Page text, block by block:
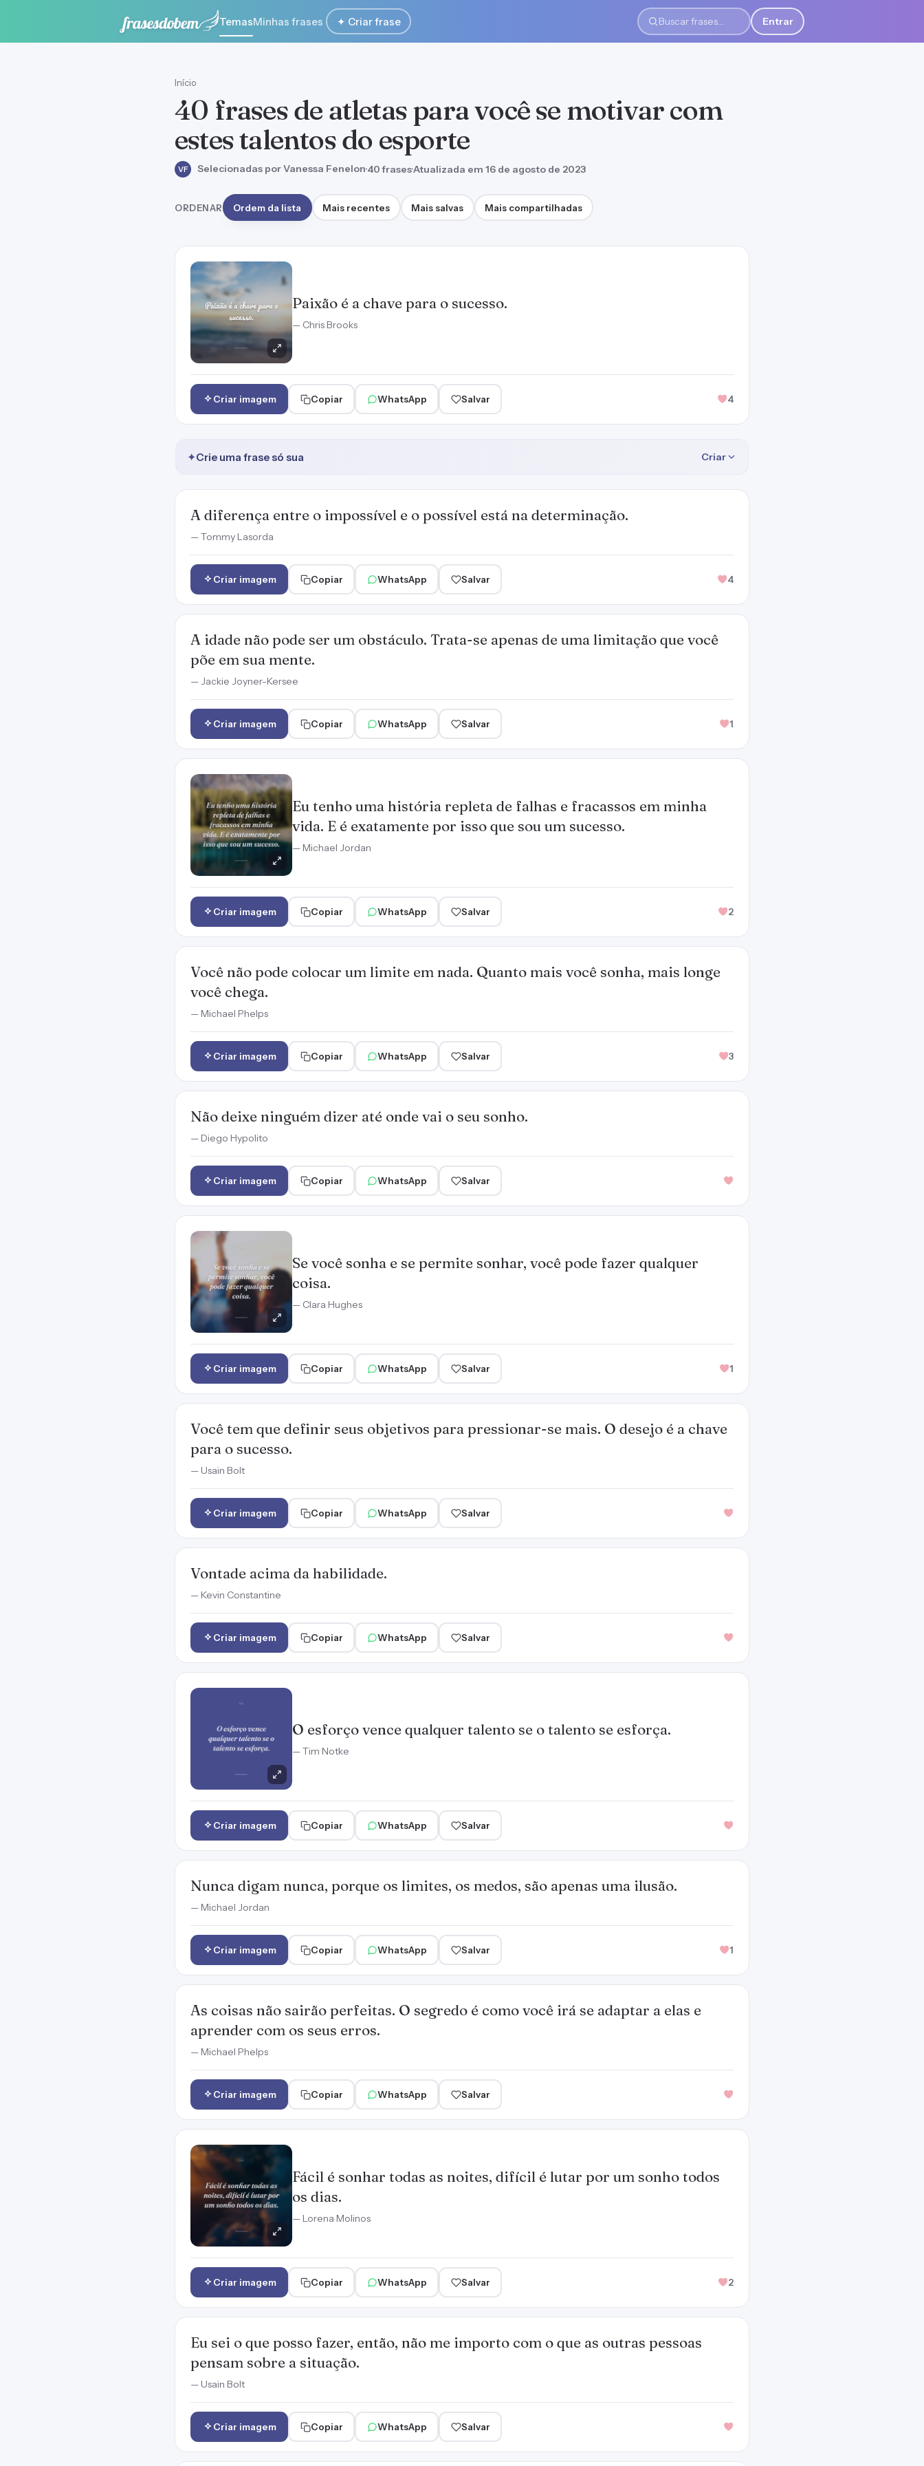
TemasMinhas frases ✦ Criar frase
Buscar frases
Entrar
Início
40 frases de atletas para você se motivar com
estes talentos do esporte
VF Selecionadas por Vanessa Fenelon·40 frases·Atualizada em 16 de agosto de 2023
ORDENAR Ordem da lista Mais recentes Mais salvas Mais compartilhadas
Paixão é a chave para o sucesso.
— Chris Brooks
Criar imagem Copiar WhatsApp Salvar 4
✦Crie uma frase só sua Criar
A diferença entre o impossível e o possível está na determinação.
— Tommy Lasorda
Criar imagem Copiar WhatsApp Salvar 4
A idade não pode ser um obstáculo. Trata-se apenas de uma limitação que você
põe em sua mente.
— Jackie Joyner-Kersee
Criar imagem Copiar WhatsApp Salvar 1
Eu tenho uma história repleta de falhas e fracassos em minha
vida. E é exatamente por isso que sou um sucesso.
— Michael Jordan
Criar imagem Copiar WhatsApp Salvar 2
Você não pode colocar um limite em nada. Quanto mais você sonha, mais longe
você chega.
— Michael Phelps
Criar imagem Copiar WhatsApp Salvar 3
Não deixe ninguém dizer até onde vai o seu sonho.
— Diego Hypolito
Criar imagem Copiar WhatsApp Salvar
Se você sonha e se permite sonhar, você pode fazer qualquer
coisa.
— Clara Hughes
Criar imagem Copiar WhatsApp Salvar 1
Você tem que definir seus objetivos para pressionar-se mais. O desejo é a chave
para o sucesso.
— Usain Bolt
Criar imagem Copiar WhatsApp Salvar
Vontade acima da habilidade.
— Kevin Constantine
Criar imagem Copiar WhatsApp Salvar
O esforço vence qualquer talento se o talento se esforça.
— Tim Notke
Criar imagem Copiar WhatsApp Salvar
Nunca digam nunca, porque os limites, os medos, são apenas uma ilusão.
— Michael Jordan
Criar imagem Copiar WhatsApp Salvar 1
As coisas não sairão perfeitas. O segredo é como você irá se adaptar a elas e
aprender com os seus erros.
— Michael Phelps
Criar imagem Copiar WhatsApp Salvar
Fácil é sonhar todas as noites, difícil é lutar por um sonho todos
os dias.
— Lorena Molinos
Criar imagem Copiar WhatsApp Salvar 2
Eu sei o que posso fazer, então, não me importo com o que as outras pessoas
pensam sobre a situação.
— Usain Bolt
Criar imagem Copiar WhatsApp Salvar